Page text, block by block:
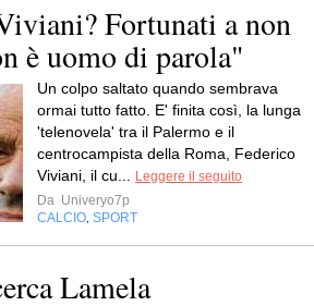
Fortunati a non
è uomo di parola"
Un colpo saltato quando sembrava
ormai tutto fatto. E' finita così, la lunga
'telenovela' tra il Palermo e il
centrocampista della Roma, Federico
Viviani, il cu...
Leggere il seguito
Da Univeryo7p
CALCIO SPORT
Lamela